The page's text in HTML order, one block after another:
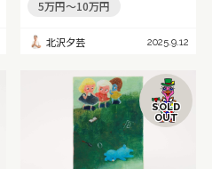
5万円～10万円
北沢夕芸 2025.9.12
SOLD
OUT